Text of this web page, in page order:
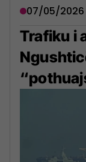
07/05/2026
Trafiku i